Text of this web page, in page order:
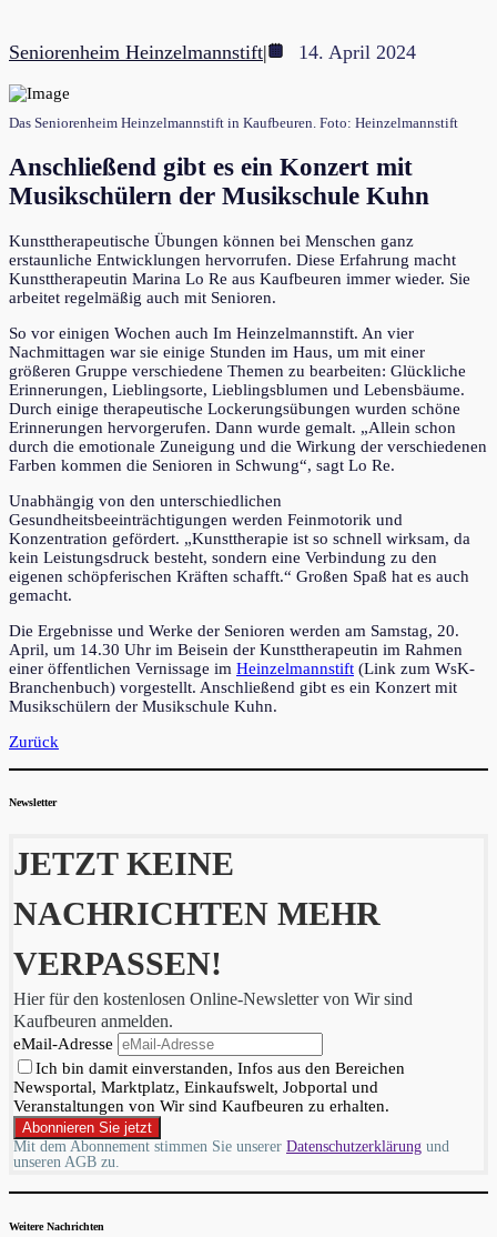
Seniorenheim Heinzelmannstift| 14. April 2024
Das Seniorenheim Heinzelmannstift in Kaufbeuren. Foto: Heinzelmannstift
Anschließend gibt es ein Konzert mit
Musikschülern der Musikschule Kuhn
Kunsttherapeutische Übungen können bei Menschen ganz
erstaunliche Entwicklungen hervorrufen. Diese Erfahrung macht
Kunsttherapeutin Marina Lo Re aus Kaufbeuren immer wieder. Sie
arbeitet regelmäßig auch mit Senioren.
So vor einigen Wochen auch Im Heinzelmannstift. An vier
Nachmittagen war sie einige Stunden im Haus, um mit einer
größeren Gruppe verschiedene Themen zu bearbeiten: Glückliche
Erinnerungen, Lieblingsorte, Lieblingsblumen und Lebensbäume.
Durch einige therapeutische Lockerungsübungen wurden schöne
Erinnerungen hervorgerufen. Dann wurde gemalt. „Allein schon
durch die emotionale Zuneigung und die Wirkung der verschiedenen
Farben kommen die Senioren in Schwung“, sagt Lo Re.
Unabhängig von den unterschiedlichen
Gesundheitsbeeinträchtigungen werden Feinmotorik und
Konzentration gefördert. „Kunsttherapie ist so schnell wirksam, da
kein Leistungsdruck besteht, sondern eine Verbindung zu den
eigenen schöpferischen Kräften schafft.“ Großen Spaß hat es auch
gemacht.
Die Ergebnisse und Werke der Senioren werden am Samstag, 20.
April, um 14.30 Uhr im Beisein der Kunsttherapeutin im Rahmen
einer öffentlichen Vernissage im Heinzelmannstift (Link zum WsK-
Branchenbuch) vorgestellt. Anschließend gibt es ein Konzert mit
Musikschülern der Musikschule Kuhn.
Zurück
Newsletter
JETZT KEINE
NACHRICHTEN MEHR
VERPASSEN!
Hier für den kostenlosen Online-Newsletter von Wir sind
Kaufbeuren anmelden.
eMail-Adresse
Ich bin damit einverstanden, Infos aus den Bereichen
Newsportal, Marktplatz, Einkaufswelt, Jobportal und
Veranstaltungen von Wir sind Kaufbeuren zu erhalten.
Mit dem Abonnement stimmen Sie unserer Datenschutzerklärung und
unseren AGB zu.
Weitere Nachrichten